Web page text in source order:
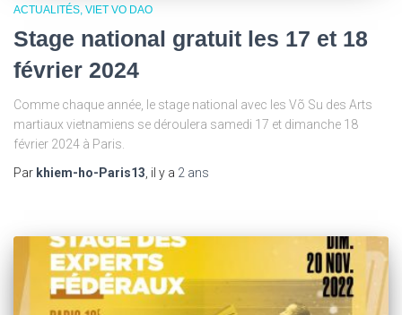
ACTUALITÉS VIET VO DAO
Stage national gratuit les 17 et 18
février 2024
Comme chaque année, le stage national avec les Võ Su des Arts
martiaux vietnamiens se déroulera samedi 17 et dimanche 18
février 2024 à Paris.
Par khiem-ho-Paris13, il y a 2 ans